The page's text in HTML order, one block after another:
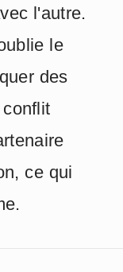
l'autre.
le
des
ce qui